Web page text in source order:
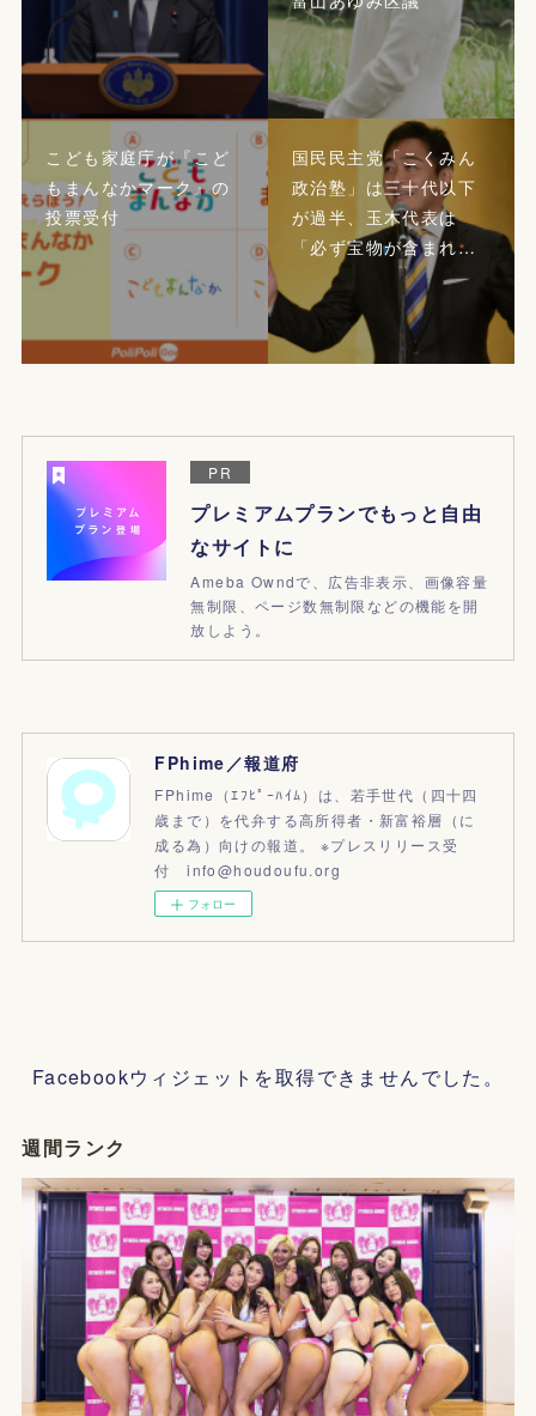
こども家庭庁が『こど
もまんなかマーク』の
投票受付
国民民主党「こくみん
政治塾」は三十代以下
が過半、玉木代表は
「必ず宝物が含まれ…
PR
プレミアムプランでもっと自由
なサイトに
Ameba Owndで、広告非表示、画像容量
無制限、ページ数無制限などの機能を開
放しよう。
FPhime／報道府
FPhime（ｴﾌﾋﾟｰﾊｲﾑ）は、若手世代（四十四
歳まで）を代弁する高所得者・新富裕層（に
成る為）向けの報道。 ※プレスリリース受
付 info@houdoufu.org
フォロー
Facebookウィジェットを取得できませんでした。
週間ランク